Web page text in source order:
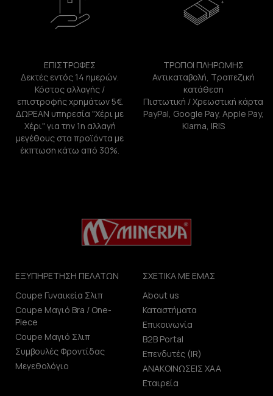
ΕΠΙΣΤΡΟΦΕΣ
Δεκτές εντός 14 ημερών.
Κόστος αλλαγής /
επιστροφής χρημάτων 5€.
ΔΩΡΕΑΝ υπηρεσία "Χέρι με
Χέρι" για την 1η αλλαγή
μεγέθους στα προϊόντα με
έκπτωση κάτω από 30%.
ΤΡΟΠΟΙ ΠΛΗΡΩΜΗΣ
Αντικαταβολή, Τραπεζική
κατάθεση
Πιστωτική / Χρεωστική κάρτα
PayPal, Google Pay, Apple Pay,
Klarna, IRIS
ΕΞΥΠΗΡΕΤΗΣΗ ΠΕΛΑΤΩΝ
Coupe Γυναικεία Σλιπ
Coupe Μαγιό Bra / One-
Piece
Coupe Μαγιό Σλιπ
Συμβουλές Φροντίδας
Μεγεθολόγιο
ΣΧΕΤΙΚΑ ΜΕ ΕΜΑΣ
About us
Καταστήματα
Επικοινωνία
B2B Portal
Επενδυτές (IR)
ΑΝΑΚΟΙΝΩΣΕΙΣ ΧΑΑ
Εταιρεία